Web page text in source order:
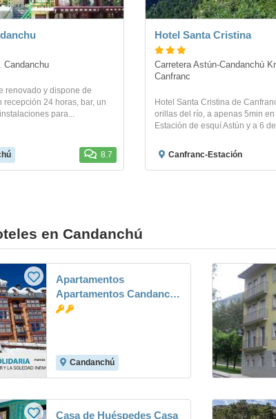
Candanchu
renovado y dispone de
recepción 24 horas, bar, un
para...
8.7
Hotel Santa Cristina
Carretera Astún-Candanchú
Canfranc
Hotel Santa Cristina de
orillas del río, a apenas 5min
Estación de esquí Astún y a 6
Canfranc-Estación
en Candanchú
Apartamentos
Apartamentos Candanchú
3000
Candanchú
Casa de Huéspedes Casa